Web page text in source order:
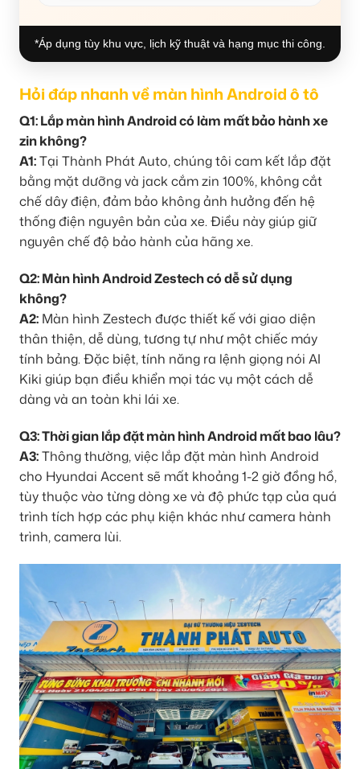
*Áp dụng tùy khu vực, lịch kỹ thuật và hạng mục thi công.
Hỏi đáp nhanh về màn hình Android ô tô
Q1: Lắp màn hình Android có làm mất bảo hành xe
zin không?
A1:Tại Thành Phát Auto, chúng tôi cam kết lắp đặt
bằng mặt dưỡng và jack cắm zin 100%, không cắt
chế dây điện, đảm bảo không ảnh hưởng đến hệ
thống điện nguyên bản của xe. Điều này giúp giữ
nguyên chế độ bảo hành của hãng xe.
Q2: Màn hình Android Zestech có dễ sử dụng
không?
A2: Màn hình Zestech được thiết kế với giao diện
thân thiện, dễ dùng, tương tự như một chiếc máy
tính bảng. Đặc biệt, tính năng ra lệnh giọng nói AI
Kiki giúp bạn điều khiển mọi tác vụ một cách dễ
dàng và an toàn khi lái xe.
Q3: Thời gian lắp đặt màn hình Android mất bao lâu?
A3:Thông thường, việc lắp đặt màn hình Android
cho Hyundai Accent sẽ mất khoảng 1-2 giờ đồng hồ,
tùy thuộc vào từng dòng xe và độ phức tạp của quá
trình tích hợp các phụ kiện khác như camera hành
trình, camera lùi.